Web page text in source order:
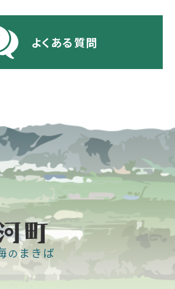
よくある質問